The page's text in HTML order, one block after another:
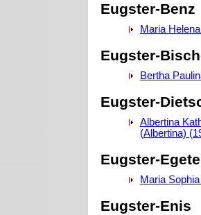
Eugster-Benz
Maria
Eugster-
Bertha
Eugster-
Albertina
(Albertina)
Eugster-
Maria
Eugster-Enis